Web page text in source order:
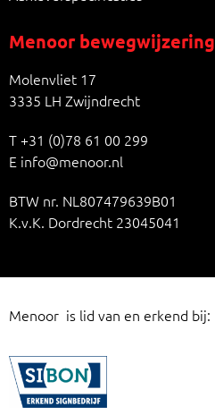
Menoor bewegwijzering
Molenvliet 17
3335 LH Zwijndrecht
T+31 (0)78 61 00 299
E info@menoor.nl
BTW nr. NL807479639B01
K.v.K. Dordrecht 23045041
Menoor is lid van en erkend bij: